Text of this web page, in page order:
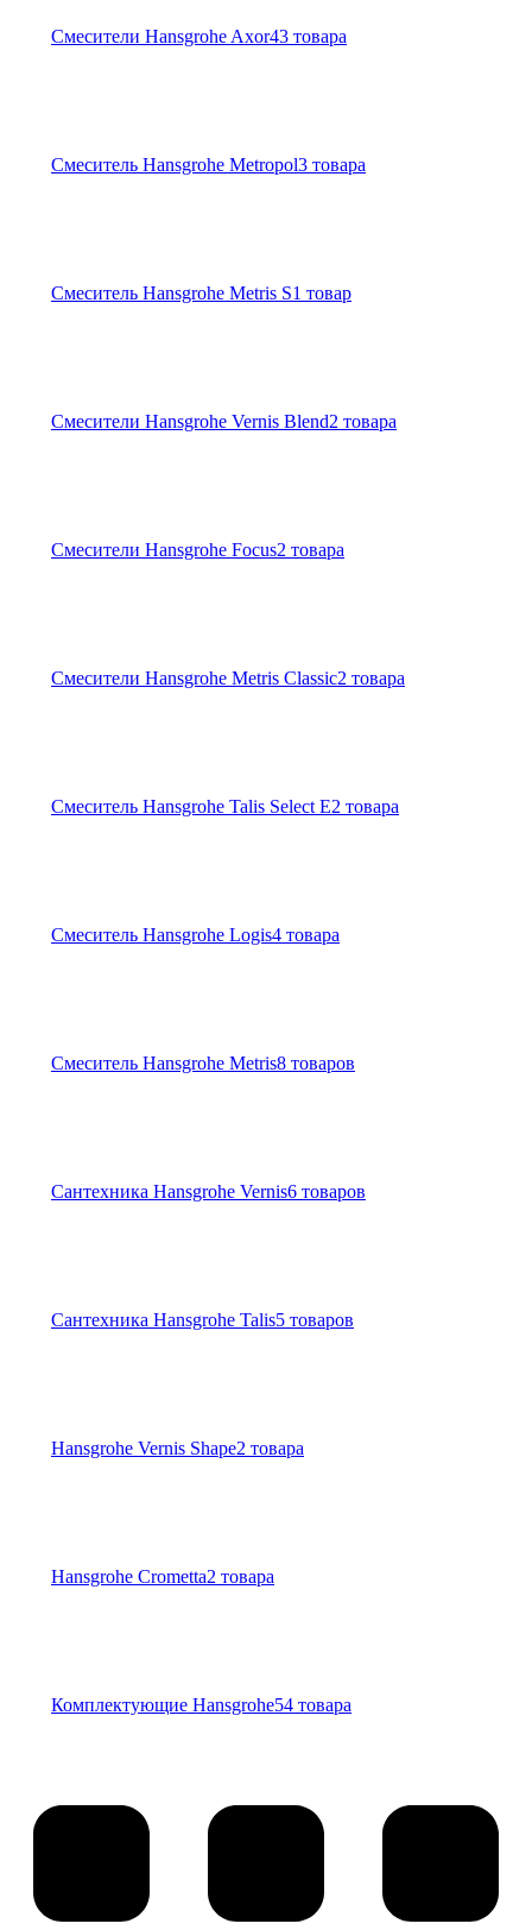
Смесители Hansgrohe Axor43 товара
Смеситель Hansgrohe Metropol3 товара
Смеситель Hansgrohe Metris S1 товар
Смесители Hansgrohe Vernis Blend2 товара
Смесители Hansgrohe Focus2 товара
Смесители Hansgrohe Metris Classic2 товара
Смеситель Hansgrohe Talis Select E2 товара
Смеситель Hansgrohe Logis4 товара
Смеситель Hansgrohe Metris8 товаров
Сантехника Hansgrohe Vernis6 товаров
Сантехника Hansgrohe Talis5 товаров
Hansgrohe Vernis Shape2 товара
Hansgrohe Crometta2 товара
Комплектующие Hansgrohe54 товара